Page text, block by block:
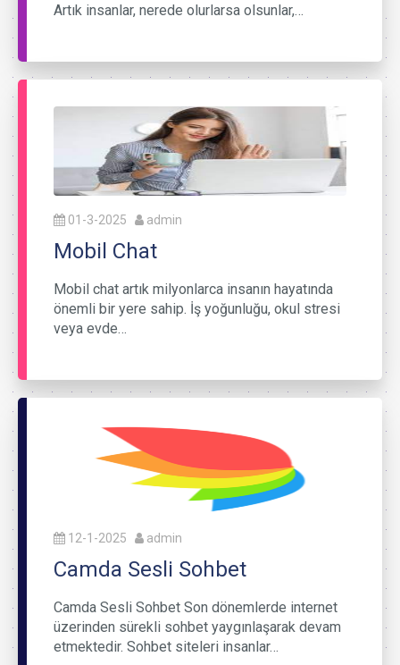
Artık insanlar, nerede olurlarsa olsunlar,…
01-3-2025 admin
Mobil Chat
Mobil chat artık milyonlarca insanın hayatında
önemli bir yere sahip. İş yoğunluğu, okul stresi
veya evde…
12-1-2025 admin
Camda Sesli Sohbet
Camda Sesli Sohbet Son dönemlerde internet
üzerinden sürekli sohbet yaygınlaşarak devam
etmektedir. Sohbet siteleri insanlar…